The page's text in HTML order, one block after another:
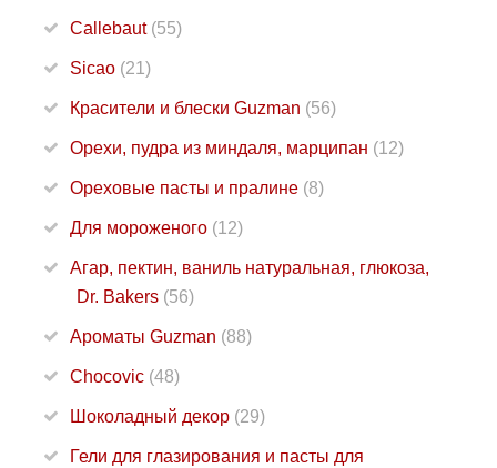
Callebaut (55)
Sicao (21)
Красители и блески Guzman (56)
Орехи, пудра из миндаля, марципан (12)
Ореховые пасты и пралине (8)
Для мороженого (12)
Агар, пектин, ваниль натуральная, глюкоза,
Dr. Bakers (56)
Ароматы Guzman (88)
Chocovic (48)
Шоколадный декор (29)
Гели для глазирования и пасты для